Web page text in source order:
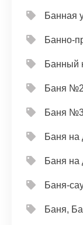
Банная
Банно-
Банный
Баня
Баня
Баня на
Баня на
Баня-
Баня,